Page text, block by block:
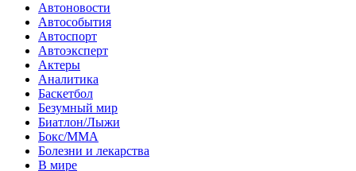
Автоновости
Автособытия
Автоспорт
Автоэксперт
Актеры
Аналитика
Баскетбол
Безумный мир
Биатлон/Лыжи
Бокс/MMA
Болезни и лекарства
В мире